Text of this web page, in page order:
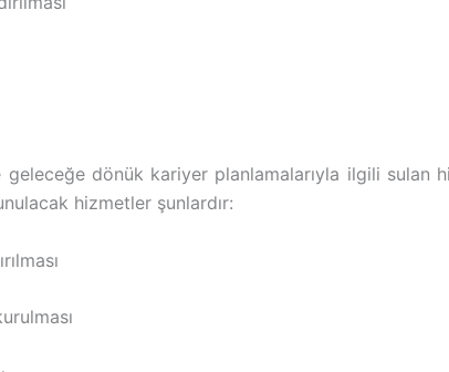
dönük kariyer planlamalarıyla ilgili sulan
hizmetler şunlardır: